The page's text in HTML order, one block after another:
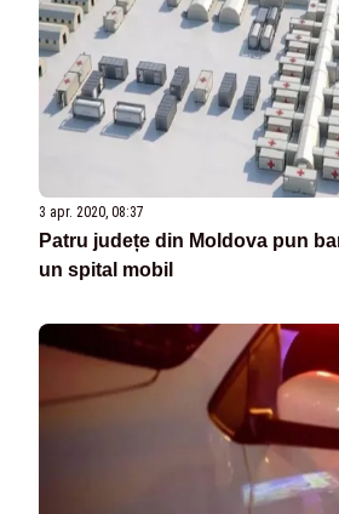
3 apr. 2020, 08:37
Patru județe din Moldova pun
un spital mobil